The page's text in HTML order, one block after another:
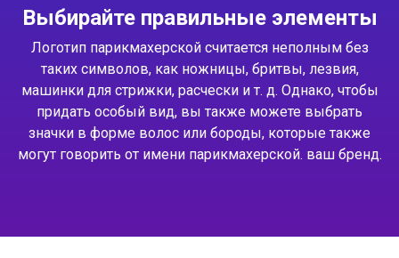
Выбирайте правильные элементы
Логотип парикмахерской считается неполным без
таких символов, как ножницы, бритвы, лезвия,
машинки для стрижки, расчески и т. д. Однако, чтобы
придать особый вид, вы также можете выбрать
значки в форме волос или бороды, которые также
могут говорить от имени парикмахерской. ваш бренд.